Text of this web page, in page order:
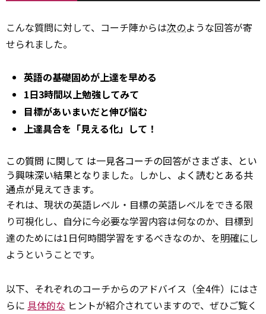
こんな質問に対して、コーチ陣からは次のような回答が寄
せられました。
英語の基礎固めが上達を早める
1日3時間以上勉強してみて
目標があいまいだと伸び悩む
上達具合を「見える化」して！
この質問 に関して は一見各コーチの回答がさまざま、とい
う興味深い結果となりました。しかし、よく読むとある共
通点が見えてきます。
それは、現状の英語レベル・目標の英語レベルをできる限
り可視化し、自分に今必要な学習内容は何なのか、目標到
達のためには1日何時間学習をするべきなのか、を明確にし
ようということです。
以下、それぞれのコーチからのアドバイス（全4件）にはさ
らに 具体的な ヒントが紹介されていますので、ぜひご覧く